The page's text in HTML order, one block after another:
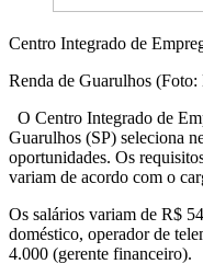
Centro Integrado de
Renda de Guarulhos
O Centro Integrado de
Guarulhos (SP) seleciona
oportunidades. Os
variam de acordo com o
Os salários variam de R$
doméstico, operador de
4.000 (gerente financeiro).